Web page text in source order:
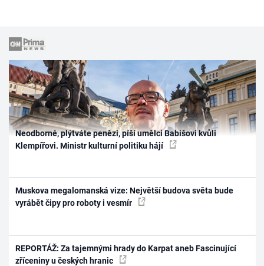
Neodborné, plýtváte penězi, píší umělci Babišovi kvůli
Klempířovi. Ministr kulturní politiku hájí
Muskova megalomanská vize: Největší budova světa bude
vyrábět čipy pro roboty i vesmír
REPORTÁŽ: Za tajemnými hrady do Karpat aneb Fascinující
zříceniny u českých hranic